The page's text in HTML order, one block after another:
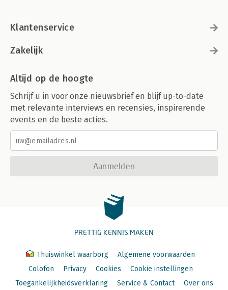
Klantenservice
Zakelijk
Altijd op de hoogte
Schrijf u in voor onze nieuwsbrief en blijf up-to-date
met relevante interviews en recensies, inspirerende
events en de beste acties.
Aanmelden
PRETTIG KENNIS MAKEN
Thuiswinkel waarborg
Algemene voorwaarden
Colofon
Privacy Cookies
Cookie instellingen
Toegankelijkheidsverklaring
Service & Contact Over ons